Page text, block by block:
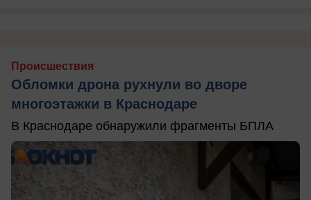
Происшествия
Обломки дрона рухнули во дворе
многоэтажки в Краснодаре
В Краснодаре обнаружили фрагменты БПЛА